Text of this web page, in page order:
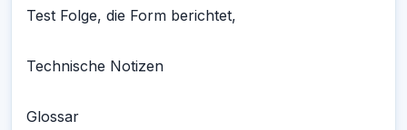
Test Folge, die Form berichtet,
Technische Notizen
Glossar